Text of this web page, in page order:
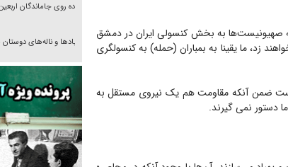
صهیونیست‌ها به بخش کنسولی ایران در دمشق
زد، ما یقینا به بمباران (حمله) به کنسولگری
ضمن آنکه مقاومت هم یک نیروی مستقل به
دستور نمی گیرند.
پیاده روی جاماندگان
فریاد‌ها و ناله‌های
تغییر رویه دشمن در ترور
خرید قسطی اولش خنده
فوتبال و آن «بالا»!
راهبرد غافلگیری با نسل